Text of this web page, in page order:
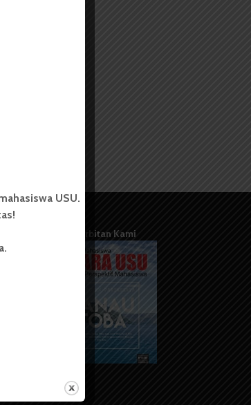
Terbitan Kami
USU.